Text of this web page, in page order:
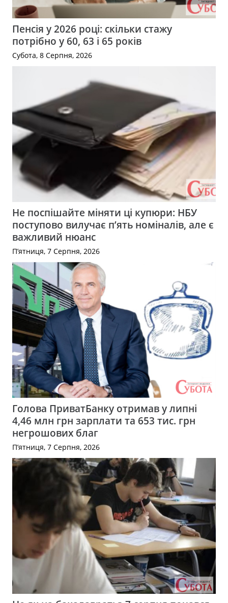
Пенсія у 2026 році: скільки стажу
потрібно у 60, 63 і 65 років
Субота, 8 Серпня, 2026
Не поспішайте міняти ці купюри: НБУ
поступово вилучає п’ять номіналів, але є
важливий нюанс
П’ятниця, 7 Серпня, 2026
Голова ПриватБанку отримав у липні
4,46 млн грн зарплати та 653 тис. грн
негрошових благ
П’ятниця, 7 Серпня, 2026